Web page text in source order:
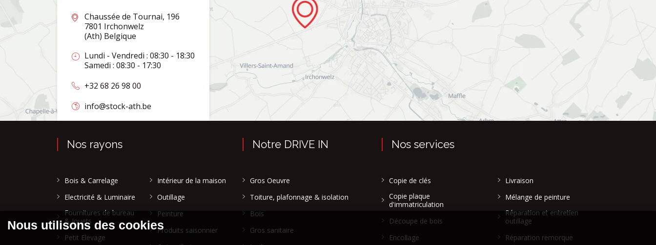
Chaussée de Tournai, 196
7801 Irchonwelz
(Ath) Belgique
Lundi - Vendredi : 08:30 - 18:30
Samedi : 08:30 - 17:30
+32 68 26 98 00
info@stock-ath.be
Nos rayons
Bois & Carrelage
Electricité & Luminaire
Fournitures de bureau
& Jouets
Petit Elevage
Intérieur de la maison
Outillage
Peinture
Produits saisonnier
Notre DRIVE IN
Gros Oeuvre
Toiture, plafonnage & isolation
Bois
Gros sanitaire
Nos services
Copie de clés
Copie plaque
d'immatriculation
Découpe de bois
Encollage
Livraison
Mélange de peinture
Réparation et entretien
outillage
Réparation remorque